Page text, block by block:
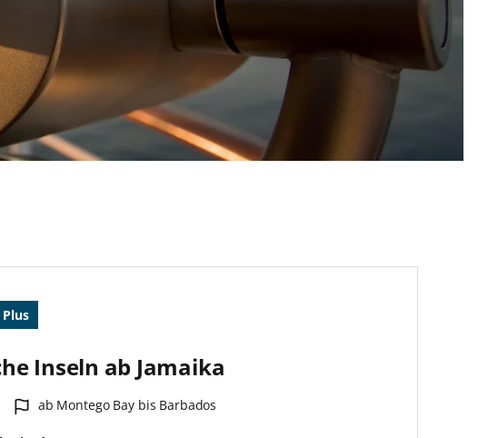
Inseln ab Jamaika
Hafen:
ab Montego Bay bis Barbados